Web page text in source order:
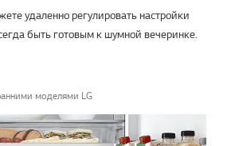
удаленно регулировать настройки
быть готовым к шумной вечеринке.
моделями LG